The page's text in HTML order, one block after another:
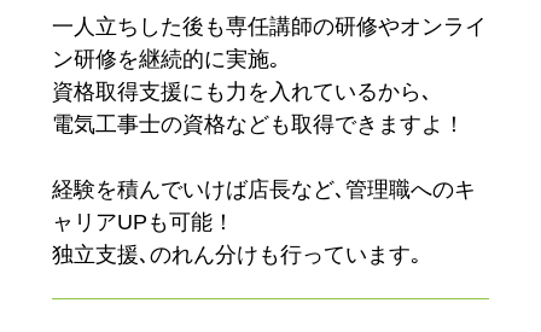
一人立ちした後も専任講師の研修やオンライ
ン研修を継続的に実施｡
資格取得支援にも力を入れているから､
電気工事士の資格なども取得できますよ！
経験を積んでいけば店長など､管理職へのキ
ャリアUPも可能！
独立支援､のれん分けも行っています｡